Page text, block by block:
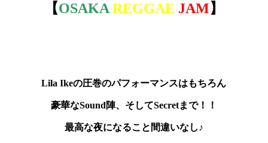
【OSAKA REGGAE JAM】
Lila Ikeの圧巻のパフォーマンスはもちろん
豪華なSound陣、そしてSecretまで！！
最高な夜になること間違いなし♪